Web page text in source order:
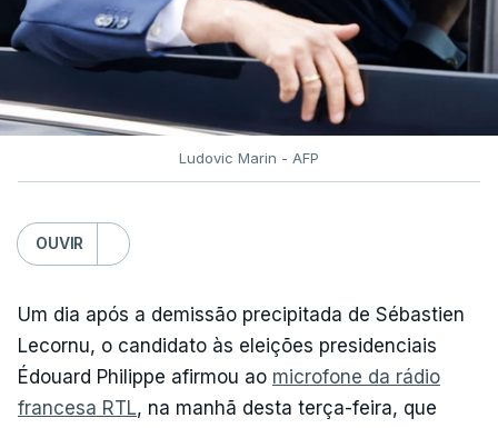
Ludovic Marin - AFP
OUVIR
Um dia após a demissão precipitada de Sébastien
Lecornu, o candidato às eleições presidenciais
Édouard Philippe afirmou ao microfone da rádio
francesa RTL, na manhã desta terça-feira, que